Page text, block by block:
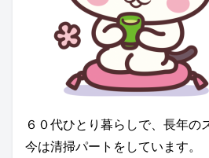
６０代ひとり暮らしで、長年の
今は清掃パートをしています。